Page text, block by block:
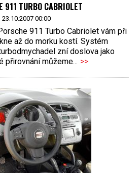
911 TURBO CABRIOLET
23.10.2007 00:00
911 Turbo Cabriolet vám při
až do morku kostí. Systém
zní doslova jako
přirovnání můžeme... >>